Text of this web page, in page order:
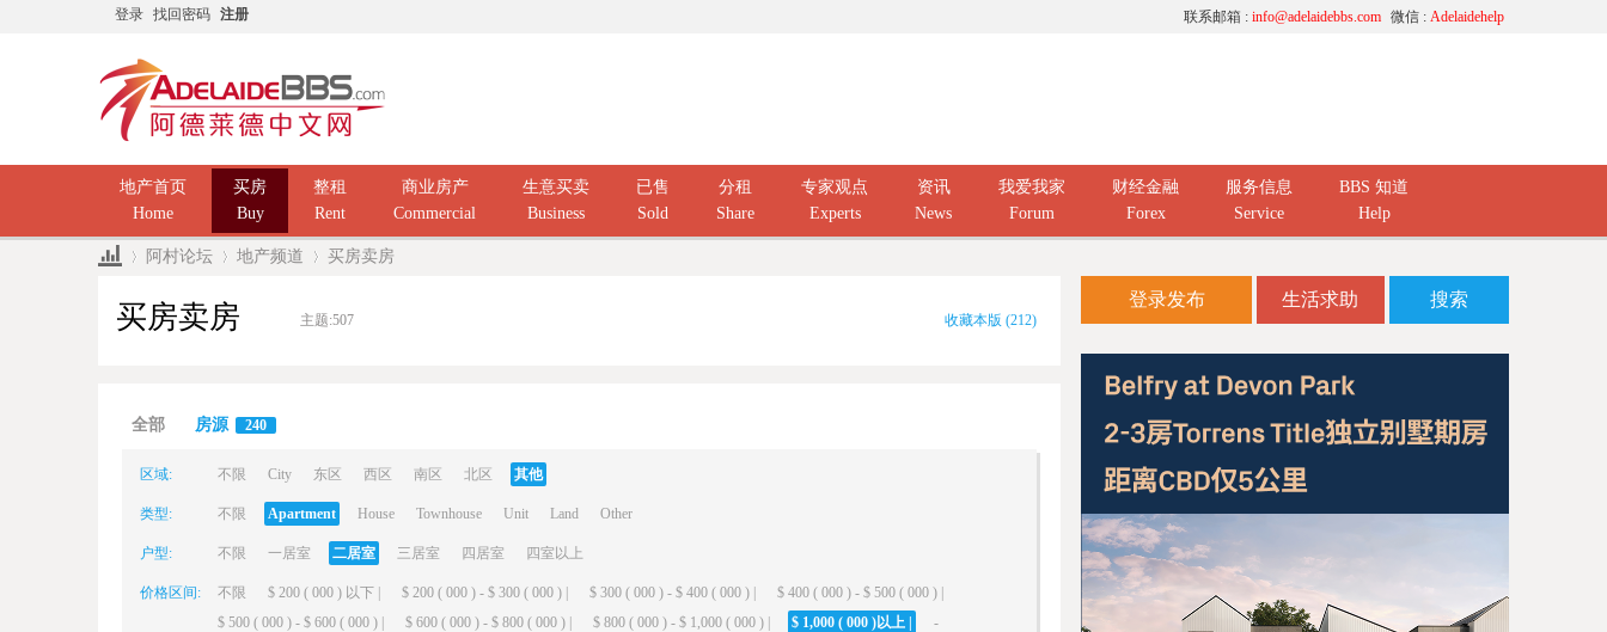
登录 找回密码 注册 微信 : Adelaidehelp
联系邮箱 : info@adelaidebbs.com
地产首页
Home
买房
Buy
整租
Rent
商业房产
Commercial
生意买卖
Business
已售
Sold
分租
Share
专家观点
Experts
资讯
News
我爱我家
Forum
财经金融
Forex
服务信息
Service
BBS 知道
Help
阿村论坛 地产频道 买房卖房
买房卖房 主题:507 收藏本版 (212)
全部 房源 240
区域: 不限 City 东区 西区 南区 北区 其他
类型: 不限 Apartment House Townhouse Unit Land Other
户型: 不限 一居室 二居室 三居室 四居室 四室以上
价格区间: 不限 $ 200 ( 000 ) 以下 | $ 200 ( 000 ) - $ 300 ( 000 ) | $ 300 ( 000 ) - $ 400 ( 000 ) |
$ 400 ( 000 ) - $ 500 ( 000 ) |
$ 500 ( 000 ) - $ 600 ( 000 ) |
$ 600 ( 000 ) - $ 800 ( 000 ) | $ 800 ( 000 ) - $ 1,000 ( 000 ) | $ 1,000 ( 000 )以上 | -
登录发布 生活求助 搜索